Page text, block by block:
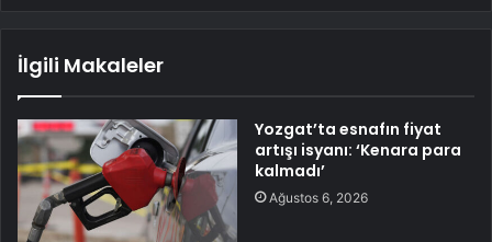
İlgili Makaleler
Yozgat’ta esnafın fiyat
artışı isyanı: ‘Kenara para
kalmadı’
Ağustos 6, 2026